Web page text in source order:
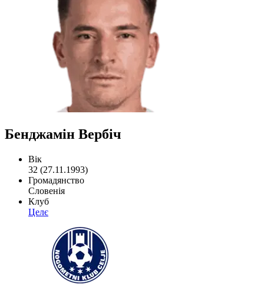
Бенджамін Вербіч
Вік
32 (27.11.1993)
Громадянство
Словенія
Клуб
Целє